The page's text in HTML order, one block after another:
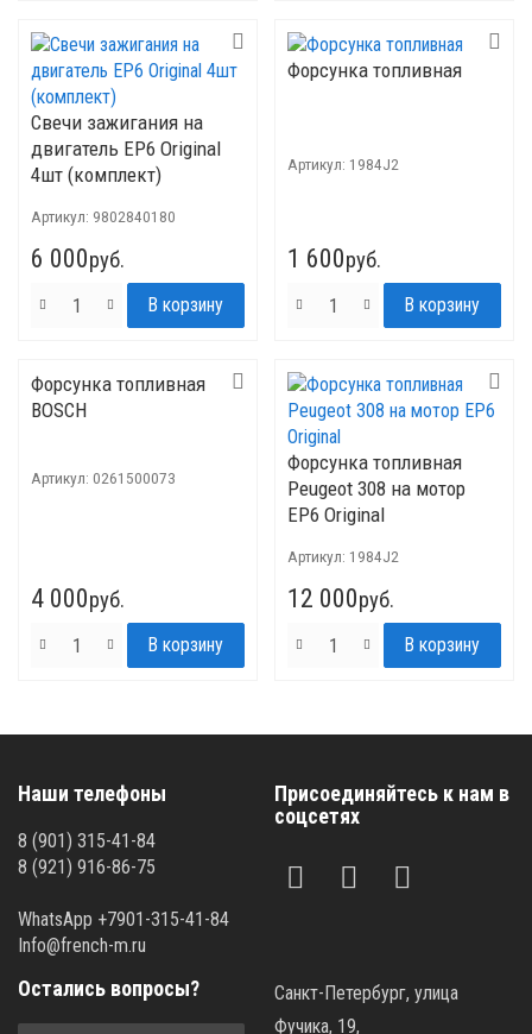
Свечи зажигания на
двигатель EP6 Original
4шт (комплект)
Артикул: 9802840180
6 000руб.
Форсунка топливная
Артикул: 1984J2
1 600руб.
Форсунка топливная
BOSCH
Артикул: 0261500073
4 000руб.
Форсунка топливная
Peugeot 308 на мотор
EP6 Original
Артикул: 1984J2
12 000руб.
Наши телефоны
8 (901) 315-41-84
8 (921) 916-86-75
WhatsApp +7901-315-41-84
Info@french-m.ru
Присоединяйтесь к нам в
соцсетях
Остались вопросы?
Санкт-Петербург, улица
Фучика, 19,